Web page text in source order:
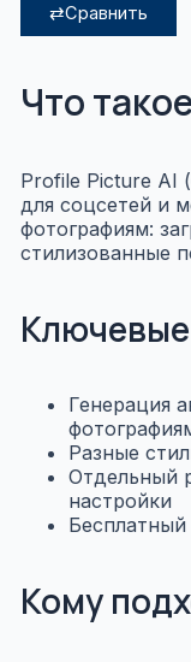
⇄Сравнить
Что
Profile Picture AI
для соцсетей и
фотографиям:
стилизованные
Генерация
Разные
Отдельный
настройки
Бесплатный
Кому